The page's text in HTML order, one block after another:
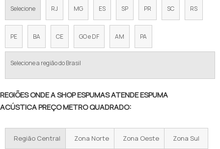
Selecione RJ MG ES SP PR SC RS
PE BA CE GO e DF AM PA
Selecione a região do Brasil
REGIÕES ONDE A SHOP ESPUMAS ATENDE ESPUMA
ACÚSTICA PREÇO METRO QUADRADO:
Região Central Zona Norte Zona Oeste Zona Sul